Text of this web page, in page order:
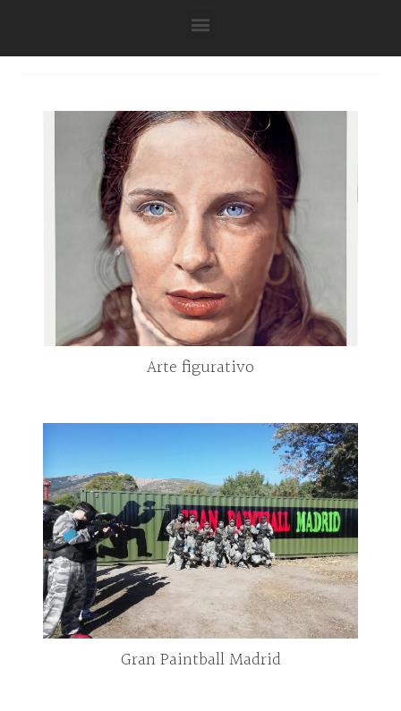
Arte figurativo
Gran Paintball Madrid